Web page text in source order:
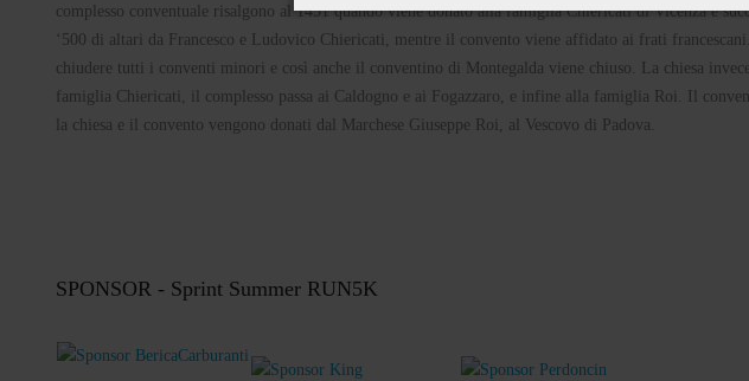
complesso conventuale risalgono al 1451 quando viene donato alla famiglia Chiericati di Vicenza e
‘500 di altari da Francesco e Ludovico Chiericati, mentre il convento viene affidato ai frati
chiudere tutti i conventi minori e così anche il conventino di Montegalda viene chiuso. La chiesa
famiglia Chiericati, il complesso passa ai Caldogno e ai Fogazzaro, e infine alla famiglia Roi. Il
la chiesa e il convento vengono donati dal Marchese Giuseppe Roi, al Vescovo di Padova.
SPONSOR - Sprint Summer RUN5K